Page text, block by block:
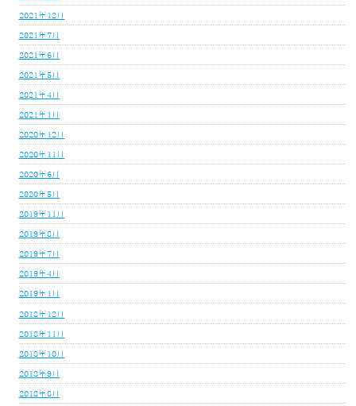
2021年12月
2021年7月
2021年6月
2021年5月
2021年4月
2021年1月
2020年12月
2020年11月
2020年6月
2020年5月
2019年11月
2019年8月
2019年7月
2019年4月
2019年1月
2018年12月
2018年11月
2018年10月
2018年9月
2018年8月